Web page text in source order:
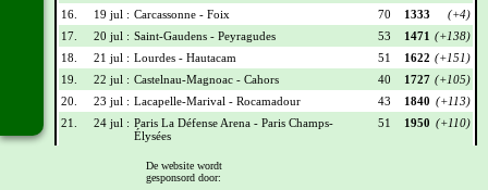
16.
19 jul : Carcassonne - Foix 70 1333
(+4)
17.
20 jul : Saint-Gaudens - Peyragudes 53 1471 (+138)
18.
21 jul : Lourdes - Hautacam 51 1622 (+151)
19.
22 jul : Castelnau-Magnoac - Cahors 40 1727 (+105)
20.
23 jul : Lacapelle-Marival - Rocamadour 43 1840 (+113)
21.
24 jul : Paris La Défense Arena - Paris Champs-
Élysées
51 1950 (+110)
Wielrennerslijst
De website wordt
gesponsord door: